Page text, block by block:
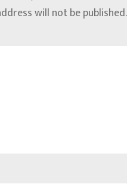
will not be published.